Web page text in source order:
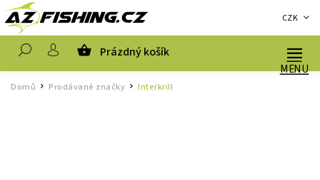
CZK
Prázdný košík
Domů / Prodávané značky / Interkrill